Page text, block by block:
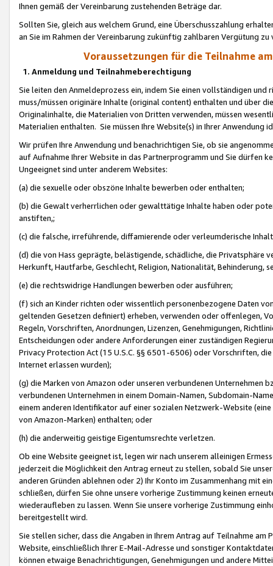
Ihnen gemäß der Vereinbarung zustehenden Beträge dar.
Sollten Sie, gleich aus welchem Grund, eine Überschusszahlung
an Sie im Rahmen der Vereinbarung zukünftig zahlbaren Vergütung zu
Voraussetzungen für die Teilnahme
1. Anmeldung und Teilnahmeberechtigung
Sie leiten den Anmeldeprozess ein, indem Sie einen vollständigen
muss/müssen originäre Inhalte (original content) enthalten und über
Originalinhalte, die Materialien von Dritten verwenden, müssen
Materialien enthalten. Sie müssen Ihre Website(s) in Ihrer Anwendung
Wir prüfen Ihre Anwendung und benachrichtigen Sie, ob sie
auf Aufnahme Ihrer Website in das Partnerprogramm und Sie dürfen
Ungeeignet sind unter anderem Websites:
(a) die sexuelle oder obszöne Inhalte bewerben oder enthalten;
(b) die Gewalt verherrlichen oder gewalttätige Inhalte haben oder
anstiften,;
(c) die falsche, irreführende, diffamierende oder verleumderische
(d) die von Hass geprägte, belästigende, schädliche, die Privatsphäre
Herkunft, Hautfarbe, Geschlecht, Religion, Nationalität, Behinderung,
(e) die rechtswidrige Handlungen bewerben oder ausführen;
(f) sich an Kinder richten oder wissentlich personenbezogene Daten
geltenden Gesetzen definiert) erheben, verwenden oder offenlegen,
Regeln, Vorschriften, Anordnungen, Lizenzen, Genehmigungen,
Entscheidungen oder andere Anforderungen einer zuständigen
Privacy Protection Act (15 U.S.C. §§ 6501-6506) oder Vorschriften,
Internet erlassen wurden);
(g) die Marken von Amazon oder unseren verbundenen Unternehmen
verbundenen Unternehmen in einem Domain-Namen, Subdomain-
einem anderen Identifikator auf einer sozialen Netzwerk-Website
von Amazon-Marken) enthalten; oder
(h) die anderweitig geistige Eigentumsrechte verletzen.
Ob eine Website geeignet ist, legen wir nach unserem alleinigen
jederzeit die Möglichkeit den Antrag erneut zu stellen, sobald Sie
anderen Gründen ablehnen oder 2) Ihr Konto im Zusammenhang mit
schließen, dürfen Sie ohne unsere vorherige Zustimmung keinen
wiederaufleben zu lassen. Wenn Sie unsere vorherige Zustimmung
bereitgestellt wird.
Sie stellen sicher, dass die Angaben in Ihrem Antrag auf Teilnahme
Website, einschließlich Ihrer E-Mail-Adresse und sonstiger
können etwaige Benachrichtigungen, Genehmigungen und andere